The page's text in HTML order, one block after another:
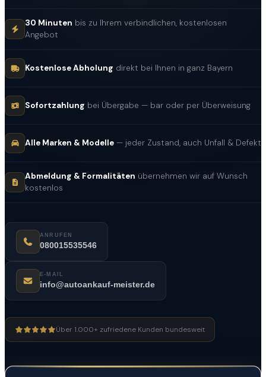
30 Minuten bis zu Ihrem verbindlichen, kostenlosen
Angebot
Kostenlose Abholung direkt bei Ihnen in ganz Bayern
Sofortzahlung bei Übergabe — bar oder per Überweisung
Alle Marken & Modelle — jeder Zustand, auch Unfall & Defekt
Abmeldung & Formalitäten übernehmen wir auf Wunsch
kostenlos
ANRUFEN
080015535546
E-MAIL
info@autoankauf-meister.de
Über 1.000+ zufriedene Kunden bundesweit